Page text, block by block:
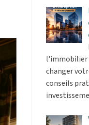
l'immobilier
changer
conseils